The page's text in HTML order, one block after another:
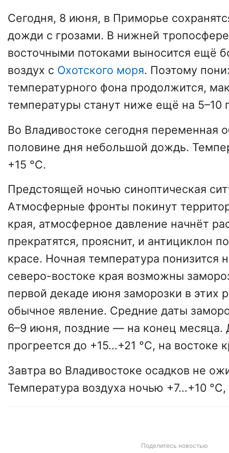
Сегодня, 8 июня, в Приморье
дожди с грозами. В нижней
восточными потоками выносится ещё
воздух с Охотского моря. Поэтому
температурного фона продолжится,
температуры станут ниже ещё на 5–10
Во Владивостоке сегодня переменная
половине дня небольшой дождь.
+15 °C.
Предстоящей ночью синоптическая
Атмосферные фронты покинут
края, атмосферное давление начнёт
прекратятся, прояснит, и антициклон
красе. Ночная температура понизится
северо-востоке края возможны
первой декаде июня заморозки в этих
обычное явление. Средние даты
6–9 июня, поздние — на конец месяца.
прогреется до +15…+21 °C, на востоке
Завтра во Владивостоке осадков не
Температура воздуха ночью +7…+10
Поделитесь новостью